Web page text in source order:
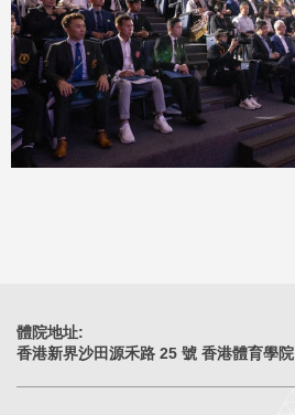
體院地址:
香港新界沙田源禾路 25 號 香港體育學院